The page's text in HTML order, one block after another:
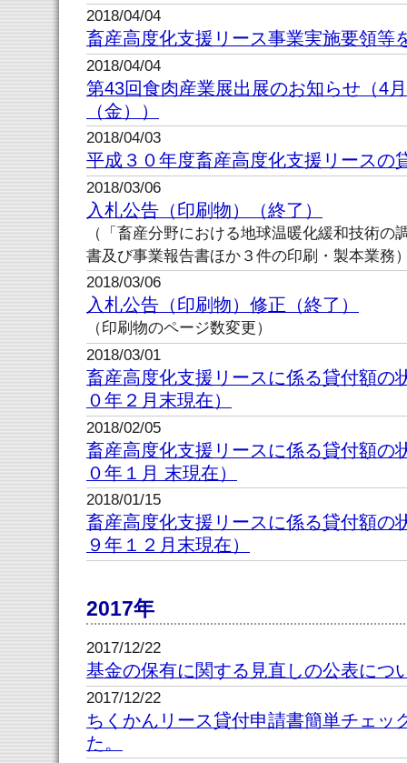
2018/04/04
畜産高度化支援リース事業実施要領等
2018/04/04
第43回食肉産業展出展のお知らせ（4
（金））
2018/04/03
平成３０年度畜産高度化支援リースの
2018/03/06
入札公告（印刷物）（終了）
（「畜産分野における地球温暖化緩和技術の
書及び事業報告書ほか３件の印刷・製本業務
2018/03/06
入札公告（印刷物）修正（終了）
（印刷物のページ数変更）
2018/03/01
畜産高度化支援リースに係る貸付額の
０年２月末現在）
2018/02/05
畜産高度化支援リースに係る貸付額の
０年１月 末現在）
2018/01/15
畜産高度化支援リースに係る貸付額の
９年１２月末現在）
2017年
2017/12/22
基金の保有に関する見直しの公表につ
2017/12/22
ちくかんリース貸付申請書簡単チェッ
た。